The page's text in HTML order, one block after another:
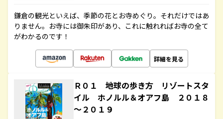
鎌倉の観光といえば、季節の花とお寺めぐり。それだけではあ
りません。お寺には御朱印があり、これに触れればお寺の全て
がわかるのです！
詳細を見る
Ｒ０１ 地球の歩き方 リゾートスタ
イル ホノルル＆オアフ島 ２０１８
～２０１９